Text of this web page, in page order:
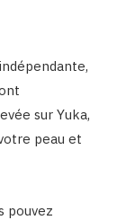
sur Yuka,
peau et
pouvez